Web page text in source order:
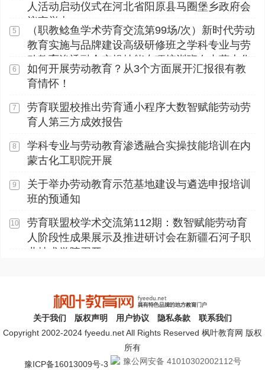
人活动启动仪式在河北省阳原县马圈堡乡政府会
议室举办
5
（职教鲶鱼学术劳育交流第99场/次）新时代劳动
教育实施与品牌建设高级研修班之学科专业与劳
动教育渗透融合实操技能专项培训班在内蒙古化
工职业学院顺利开展
6
如何开展劳动教育？从3个方面展开汇报很有教
育情怀！
7
劳育联盟校推出劳育通小程序大数智赋能劳动劳
育人第三方成效报告
8
学科专业与劳动教育渗透融合实操技能培训在内
蒙古化工职院开展
9
关于举办劳动教育示范基地建设与遴选申报培训
班的预通知
10
劳育联盟校学术交流第112期：数智赋能劳动育
人阶段性成果展示及推进研讨会在新疆石河子职
业技术学院召开
关于我们 版权声明 用户协议 隐私条款
联系我们
Copyright 2002-2024 fyeedu.net All Rights Reserved 枫叶教育网 版权
所有
豫ICP备16013009号-3
豫公网安备 41010302002112号